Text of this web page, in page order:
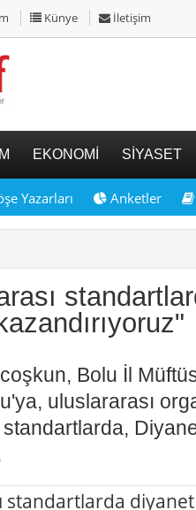
Künye İletişim
EKONOMİ SİYASET
Yazarları Anketler
Bolu İl
uluslararası